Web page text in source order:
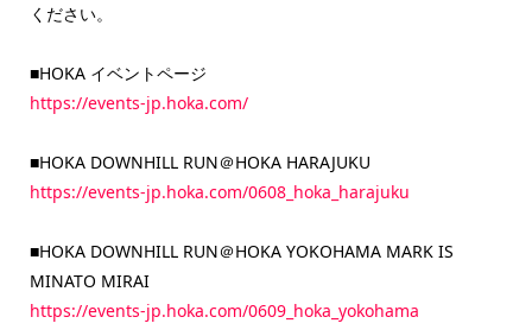
ください。
■HOKA イベントページ
https://events-jp.hoka.com/
■HOKA DOWNHILL RUN＠HOKA HARAJUKU
https://events-jp.hoka.com/0608_hoka_harajuku
■HOKA DOWNHILL RUN＠HOKA YOKOHAMA MARK IS
MINATO MIRAI
https://events-jp.hoka.com/0609_hoka_yokohama